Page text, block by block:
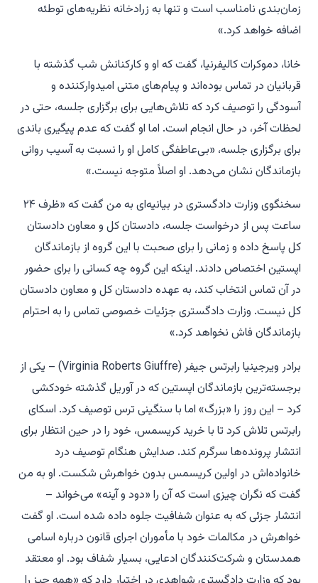
زمان‌بندی نامناسب است و تنها به زرادخانه نظریه‌های توطئه
اضافه خواهد کرد.»
خانا، دموکرات کالیفرنیا، گفت که او و کارکنانش شب گذشته با
قربانیان در تماس بوده‌اند و پیام‌های متنی امیدوارکننده و
آسودگی را توصیف کرد که تلاش‌هایی برای برگزاری جلسه، حتی در
لحظات آخر، در حال انجام است. اما او گفت که عدم پیگیری باندی
برای برگزاری جلسه، «بی‌عاطفگی کامل او را نسبت به آسیب روانی
بازماندگان نشان می‌دهد. او اصلاً متوجه نیست.»
سخنگوی وزارت دادگستری در بیانیه‌ای به من گفت که «ظرف ۲۴
ساعت پس از درخواست جلسه، دادستان کل و معاون دادستان
کل پاسخ داده و زمانی را برای صحبت با این گروه از بازماندگان
اپستین اختصاص دادند. اینکه این گروه چه کسانی را برای حضور
در آن تماس انتخاب کند، به عهده دادستان کل و معاون دادستان
کل نیست. وزارت دادگستری جزئیات خصوصی تماس را به احترام
بازماندگان فاش نخواهد کرد.»
برادر ویرجینیا رابرتس جیفر (Virginia Roberts Giuffre) – یکی از
برجسته‌ترین بازماندگان اپستین که در آوریل گذشته خودکشی
کرد – این روز را «بزرگ» اما با سنگینی ترس توصیف کرد. اسکای
رابرتس تلاش کرد تا با خرید کریسمس، خود را در حین انتظار برای
انتشار پرونده‌ها سرگرم کند. صدایش هنگام توصیف درد
خانواده‌اش در اولین کریسمس بدون خواهرش شکست. او به من
گفت که نگران چیزی است که آن را «دود و آینه» می‌خواند –
انتشار جزئی که به عنوان شفافیت جلوه داده شده است. او گفت
خواهرش در مکالمات خود با مأموران اجرای قانون درباره اسامی
همدستان و شرکت‌کنندگان ادعایی، بسیار شفاف بود. او معتقد